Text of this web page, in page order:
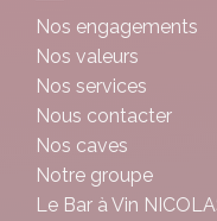
Nos engagements
Nos valeurs
Nos services
Nous contacter
Nos caves
Notre groupe
Le Bar à Vin